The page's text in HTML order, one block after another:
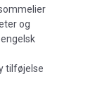
og
tilføjelse